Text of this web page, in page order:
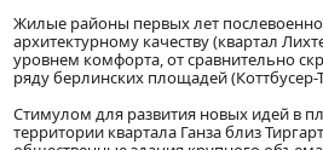
Жилые районы первых лет
архитектурному качеству (квартал
уровнем комфорта, от сравнительно
ряду берлинских площадей
Стимулом для развития новых идей в
территории квартала Ганза близ